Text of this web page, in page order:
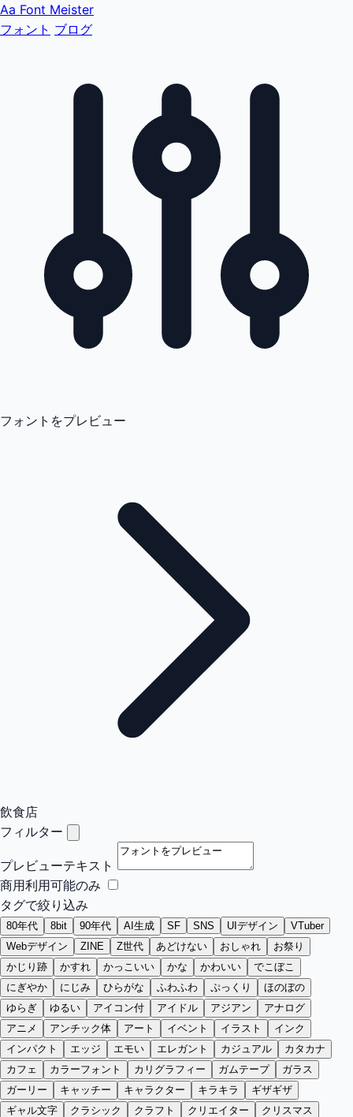
Aa Font Meister
フォント ブログ
フォントをプレビュー
飲食店
フィルター
プレビューテキスト
商用利用可能のみ
タグで絞り込み
80年代 8bit 90年代 AI生成 SF SNS UIデザイン
VTuber
Webデザイン
ZINE Z世代 あどけない おしゃれ
お祭り
かじり跡
かすれ かっこいい かな かわいい
でこぼこ
にぎやか
にじみ ひらがな ふわふわ ぷっくり
ほのぼの
ゆらぎ
ゆるい アイコン付 アイドル アジアン
アナログ
アニメ
アンチック体 アート イベント イラスト
インク
インパクト
エッジ エモい エレガント カジュアル
カタカナ
カフェ
カラーフォント カリグラフィー ガムテープ
ガラス
ガーリー
キャッチー キャラクター キラキラ
ギザギザ
ギャル文字
クラシック クラフト クリエイター
クリスマス